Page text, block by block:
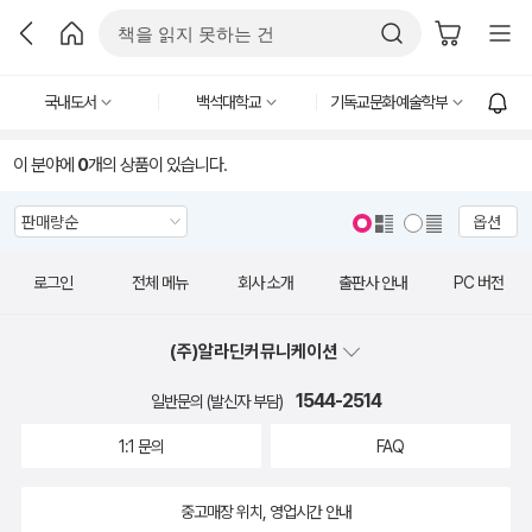
국내도서 백석대학교 기독교문화예술학부
이 분야에 0개의 상품이 있습니다.
옵션
로그인 전체 메뉴 회사 소개 출판사 안내 PC 버전
(주)알라딘커뮤니케이션
일반문의 (발신자 부담) 1544-2514
1:1 문의 FAQ
중고매장 위치, 영업시간 안내